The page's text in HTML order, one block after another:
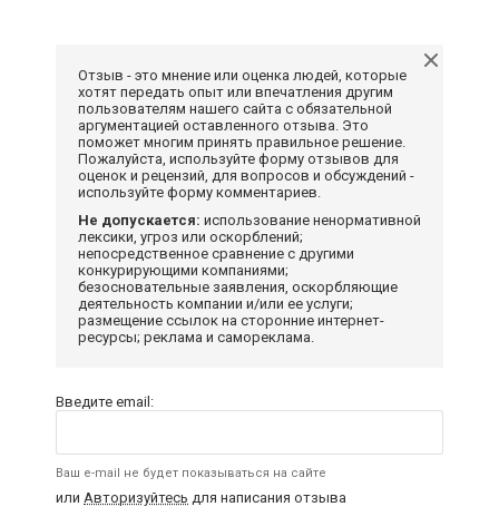
Отзыв - это мнение или оценка людей, которые
хотят передать опыт или впечатления другим
пользователям нашего сайта с обязательной
аргументацией оставленного отзыва. Это
поможет многим принять правильное решение.
Пожалуйста, используйте форму отзывов для
оценок и рецензий, для вопросов и обсуждений -
используйте форму комментариев.
Не допускается: использование ненормативной
лексики, угроз или оскорблений;
непосредственное сравнение с другими
конкурирующими компаниями;
безосновательные заявления, оскорбляющие
деятельность компании и/или ее услуги;
размещение ссылок на сторонние интернет-
ресурсы; реклама и самореклама.
Введите email:
Ваш e-mail не будет показываться на сайте
или Авторизуйтесь для написания отзыва